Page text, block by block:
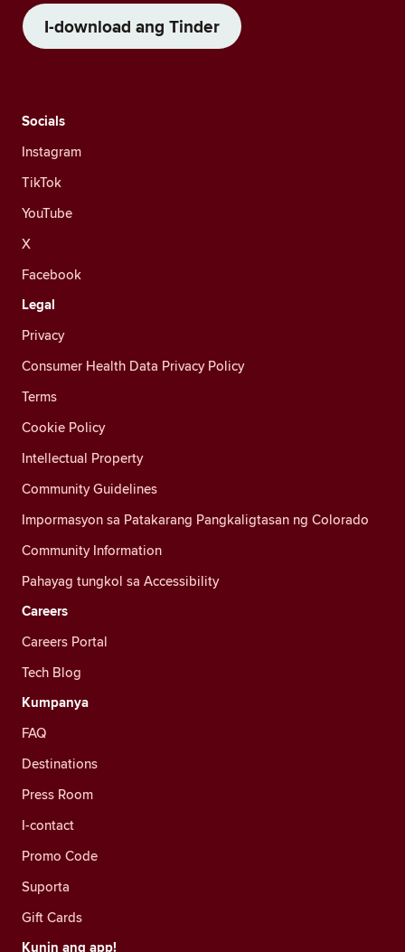
I-download ang Tinder
Socials
Instagram
TikTok
YouTube
X
Facebook
Legal
Privacy
Consumer Health Data Privacy Policy
Terms
Cookie Policy
Intellectual Property
Community Guidelines
Impormasyon sa Patakarang Pangkaligtasan ng Colorado
Community Information
Pahayag tungkol sa Accessibility
Careers
Careers Portal
Tech Blog
Kumpanya
FAQ
Destinations
Press Room
I-contact
Promo Code
Suporta
Gift Cards
Kunin ang app!